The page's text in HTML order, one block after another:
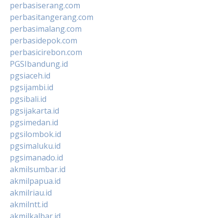
perbasiserang.com
perbasitangerang.com
perbasimalang.com
perbasidepok.com
perbasicirebon.com
PGSIbandung.id
pgsiaceh.id
pgsijambi.id
pgsibali.id
pgsijakarta.id
pgsimedan.id
pgsilombok.id
pgsimaluku.id
pgsimanado.id
akmilsumbar.id
akmilpapua.id
akmilriau.id
akmilntt.id
akmilkalbar.id